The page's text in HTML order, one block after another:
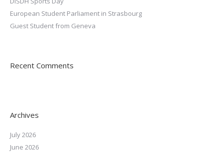
European Student Parliament in Strasbourg
Guest Student from Geneva
Recent Comments
Archives
July 2026
June 2026